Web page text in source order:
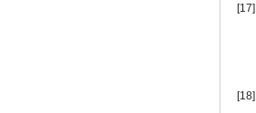
[17]
[18]